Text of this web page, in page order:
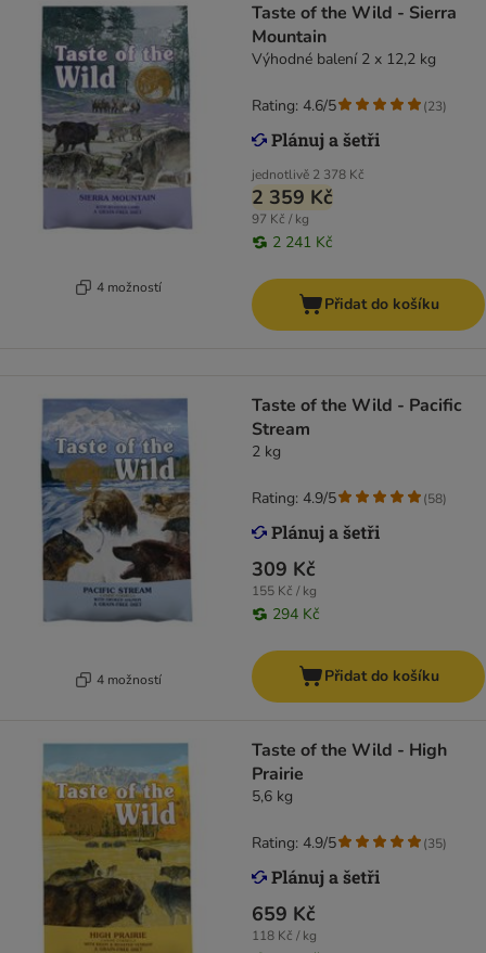
4 možností
Taste of the Wild - Sierra
Mountain
Výhodné balení 2 x 12,2 kg
jednotlivě 2 378 Kč
2 359 Kč
97 Kč / kg
2 241 Kč
Rating: 4.6/5 (23)
Přidat do košíku
4 možností
Taste of the Wild - Pacific
Stream
2 kg
309 Kč
155 Kč / kg
294 Kč
Rating: 4.9/5 (58)
Přidat do košíku
Taste of the Wild - High
Prairie
5,6 kg
659 Kč
118 Kč / kg
Rating: 4.9/5 (35)